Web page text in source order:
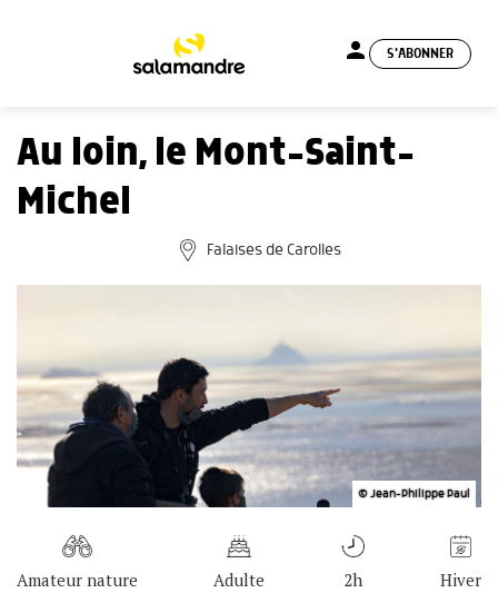
person S'ABONNER
Au loin, le Mont-Saint-
Michel
Falaises de Carolles
© Jean-Philippe Paul
Amateur nature Adulte 2h Hiver